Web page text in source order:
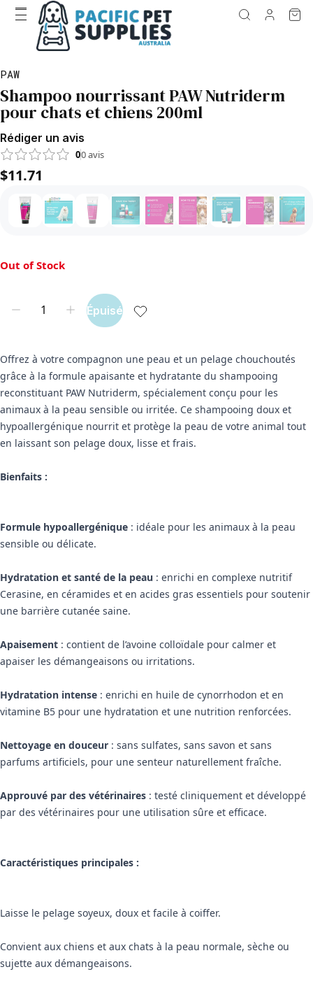
PAW
Shampoo nourrissant PAW Nutriderm
pour chats et chiens 200ml
Rédiger un avis
00avis
$11.71
Out of Stock
Épuisé
Offrez à votre compagnon une peau et un pelage chouchoutés
grâce à la formule apaisante et hydratante du shampooing
reconstituant PAW Nutriderm, spécialement conçu pour les
animaux à la peau sensible ou irritée. Ce shampooing doux et
hypoallergénique nourrit et protège la peau de votre animal tout
en laissant son pelage doux, lisse et frais.
Bienfaits :
Formule hypoallergénique : idéale pour les animaux à la peau
sensible ou délicate.
Hydratation et santé de la peau : enrichi en complexe nutritif
Cerasine, en céramides et en acides gras essentiels pour soutenir
une barrière cutanée saine.
Apaisement : contient de l’avoine colloïdale pour calmer et
apaiser les démangeaisons ou irritations.
Hydratation intense : enrichi en huile de cynorrhodon et en
vitamine B5 pour une hydratation et une nutrition renforcées.
Nettoyage en douceur : sans sulfates, sans savon et sans
parfums artificiels, pour une senteur naturellement fraîche.
Approuvé par des vétérinaires : testé cliniquement et développé
par des vétérinaires pour une utilisation sûre et efficace.
Caractéristiques principales :
Laisse le pelage soyeux, doux et facile à coiffer.
Convient aux chiens et aux chats à la peau normale, sèche ou
sujette aux démangeaisons.